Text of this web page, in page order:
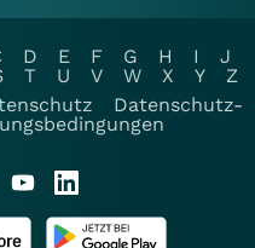
D E F G H I
J
T U V W X Y
Z
Datenschutz-